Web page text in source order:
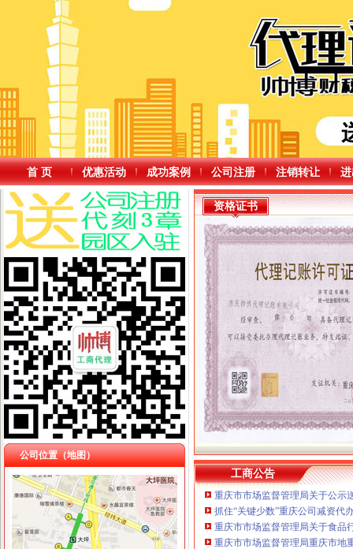
首 页 优惠活动 成功案例 公司注册 注销转让
公司位置（地图）
资格证书
工商公告
重庆市市场监督管理局关于公示
抓住“关键少数”重庆公司减资代
重庆市市场监督管理局关于食品
重庆市市场监督管理局重庆市地